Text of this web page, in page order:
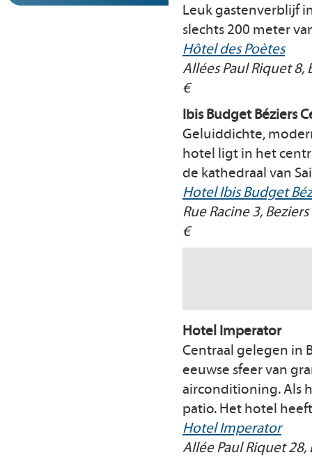
Leuk gastenverblijf
slechts 200 meter
Hôtel des Poètes
Allées Paul Riquet 8,
€
Ibis Budget Béziers
Geluiddichte,
hotel ligt in het
de kathedraal van
Hotel Ibis Budget
Rue Racine 3, Beziers
€
Hotel Imperator
Centraal gelegen in
eeuwse sfeer van
airconditioning. Als
patio. Het hotel
Hotel Imperator
Allée Paul Riquet 28,